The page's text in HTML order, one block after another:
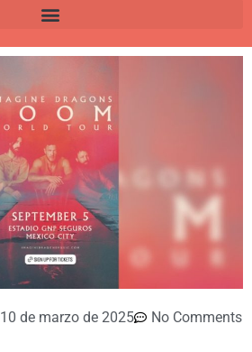
10 de marzo de 2025
No Comments